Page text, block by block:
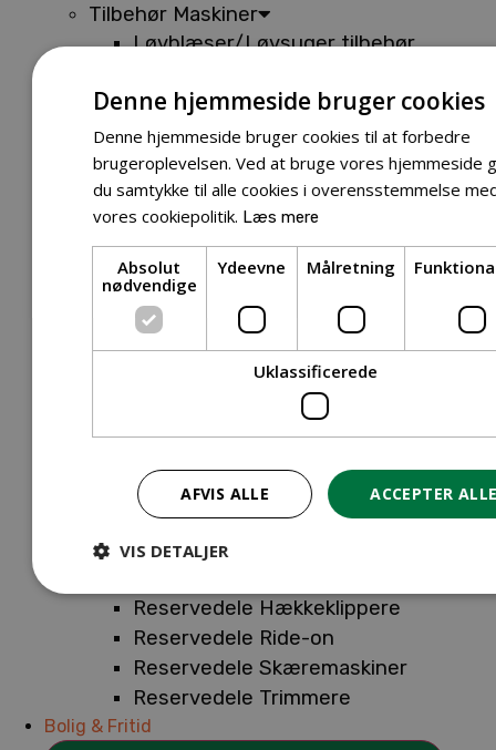
Tilbehør Maskiner
Løvblæser/Løvsuger tilbehør
Tilbehør Buskryddere og Trimmere
Tilbehør Entreprenørudstyr
Tilbehør Havetraktor
Tilbehør Hækkeklippere
Tilbehør Motorsav
Tilbehør Kæder
Tilbehør Sværd
Tilbehør Rengøringsmaskiner
Tilbehør Robotplæneklipper
Tilbehør Walk Behind
Reservedele Løvblæsere
Reservedele Motorsave
Reservedele Plæneklippere
Reservedele Hækkeklippere
Reservedele Ride-on
Reservedele Skæremaskiner
Reservedele Trimmere
Bolig & Fritid
Denne hjemmeside bruger cookies
Denne hjemmeside bruger cookies til at forbedre
brugeroplevelsen. Ved at bruge vores hjemmeside
du samtykke til alle cookies i overensstemmelse
vores cookiepolitik. Læs mere
Absolut
nødvendige
Ydeevne Målretning
Uklassificerede
ACCEPTER
AFVIS ALLE
VIS DETALJER